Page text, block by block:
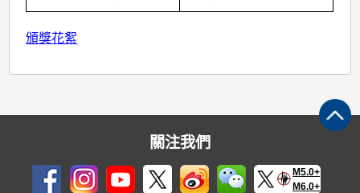
頒獎花絮
關注我們
M5.0+
M6.0+